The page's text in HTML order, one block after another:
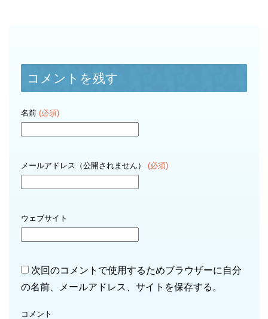
コメントを残す
名前 (必須)
メールアドレス（公開されません） (必須)
ウェブサイト
次回のコメントで使用するためブラウザーに自分
の名前、メールアドレス、サイトを保存する。
コメント